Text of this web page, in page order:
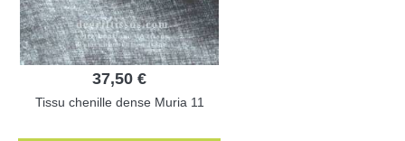
37,50 €
Tissu chenille dense Muria 11